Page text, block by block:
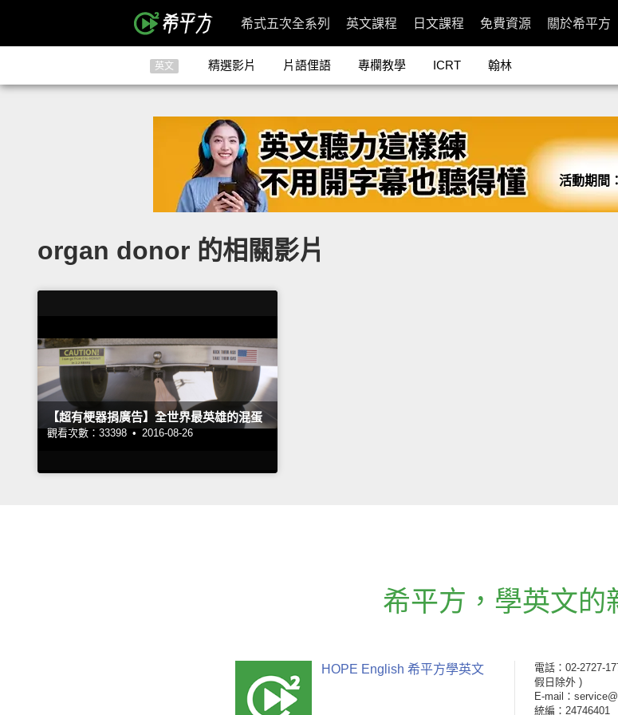
希式五次全系列 英文課程 日文課程 免費資源 關於希平方
英文 精選影片 片語俚語 專欄教學 ICRT 翰林
活動期間：
organ donor 的相關影片
【超有梗器捐廣告】全世界最英雄的混蛋
觀看次數：33398 • 2016-08-26
希平方 ， 學英文的
HOPE English 希平方學英文 電話：02-2727-
假日除外 )
E-mail：
統編：24746401